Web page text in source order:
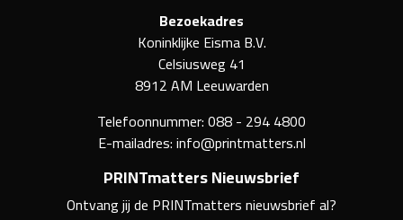
Bezoekadres
Koninklijke Eisma B.V.
Celsiusweg 41
8912 AM Leeuwarden
Telefoonnummer:088 - 294 4800
E-mailadres:info@printmatters.nl
PRINTmatters Nieuwsbrief
Ontvang jij de PRINTmatters nieuwsbrief al?